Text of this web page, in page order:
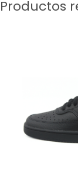
Productos